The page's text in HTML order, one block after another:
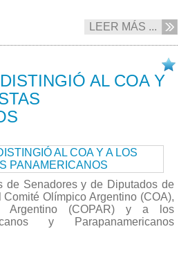
LEER MÁS ...
AL COA Y
de Senadores y de Diputados de
Olímpico Argentino (COA),
Argentino (COPAR) y a los
y Parapanamericanos